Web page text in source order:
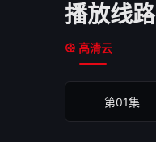
播放线路
高清云
第01集